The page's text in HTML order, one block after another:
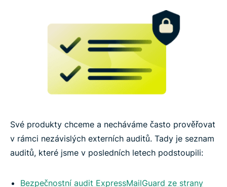
Své produkty chceme a necháváme často prověřovat
v rámci nezávislých externích auditů. Tady je seznam
auditů, které jsme v posledních letech podstoupili:
Bezpečnostní audit ExpressMailGuard ze strany